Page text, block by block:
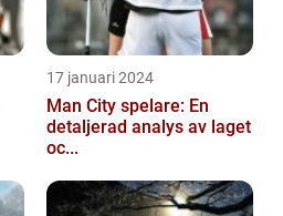
17 januari 2024
Man City spelare: En
detaljerad analys av laget
oc...